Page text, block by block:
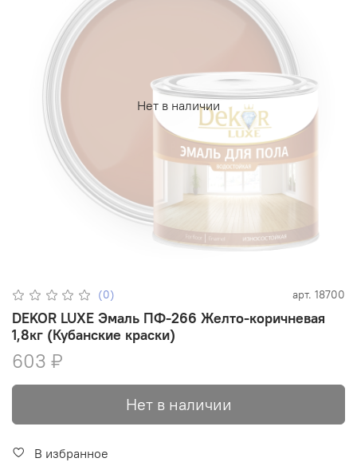
Нет в наличии
(0) арт. 18700
DEKOR LUXE Эмаль ПФ-266 Желто-коричневая
1,8кг (Кубанские краски)
603 ₽
Нет в наличии
В избранное